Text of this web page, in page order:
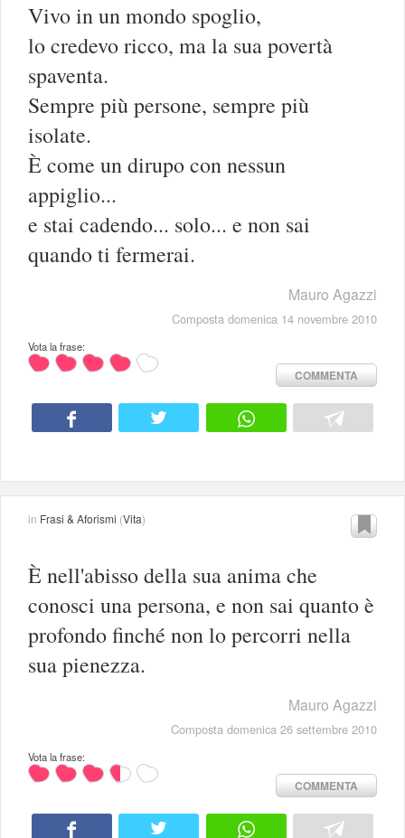
Vivo in un mondo spoglio,
lo credevo ricco, ma la sua povertà
spaventa.
Sempre più persone, sempre più
isolate.
È come un dirupo con nessun
appiglio...
e stai cadendo... solo... e non sai
quando ti fermerai.
Mauro Agazzi
Composta domenica 14 novembre 2010
Vota la frase:
COMMENTA
in Frasi & Aforismi (Vita)
È nell'abisso della sua anima che
conosci una persona, e non sai quanto è
profondo finché non lo percorri nella
sua pienezza.
Mauro Agazzi
Composta domenica 26 settembre 2010
Vota la frase:
COMMENTA